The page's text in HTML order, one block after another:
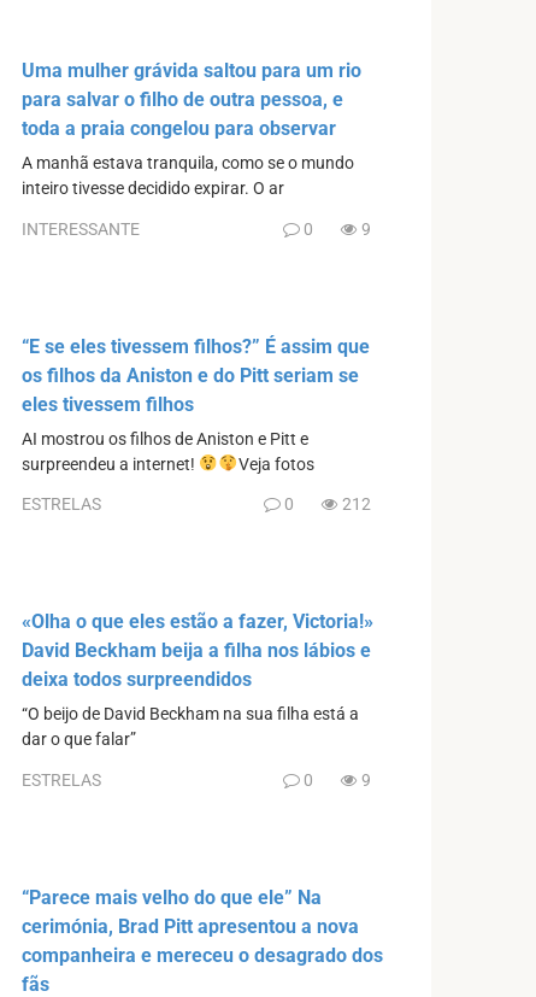
Uma mulher grávida saltou para um rio
para salvar o filho de outra pessoa, e
toda a praia congelou para observar
A manhã estava tranquila, como se o mundo
inteiro tivesse decidido expirar. O ar
INTERESSANTE 0 9
“E se eles tivessem filhos?” É assim que
os filhos da Aniston e do Pitt seriam se
eles tivessem filhos
AI mostrou os filhos de Aniston e Pitt e
surpreendeu a internet!
Veja fotos
ESTRELAS 0 212
«Olha o que eles estão a fazer, Victoria!»
David Beckham beija a filha nos lábios e
deixa todos surpreendidos
“O beijo de David Beckham na sua filha está a
dar o que falar”
ESTRELAS 0 9
“Parece mais velho do que ele” Na
cerimónia, Brad Pitt apresentou a nova
companheira e mereceu o desagrado dos
fãs